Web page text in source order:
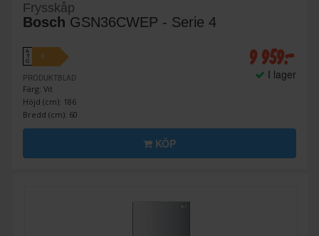
Frysskåp
Bosch GSN36CWEP - Serie 4
A
↑
G
E
PRODUKTBLAD
Färg: Vit
Höjd (cm): 186
Bredd (cm): 60
9 959:-
I lager
KÖP